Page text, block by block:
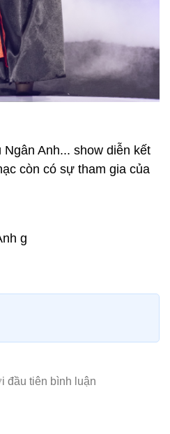
Anh... show diễn kết
còn có sự tham gia của
g